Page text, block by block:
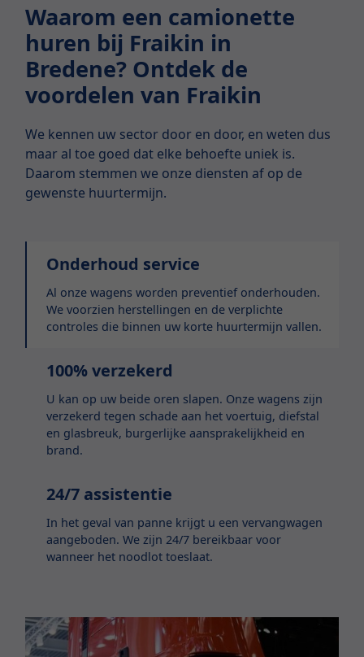
Waarom een camionette
huren bij Fraikin in
Bredene? Ontdek de
voordelen van Fraikin
We kennen uw sector door en door, en weten dus
maar al toe goed dat elke behoefte uniek is.
Daarom stemmen we onze diensten af op de
gewenste huurtermijn.
Onderhoud service
Al onze wagens worden preventief onderhouden.
We voorzien herstellingen en de verplichte
controles die binnen uw korte huurtermijn vallen.
100% verzekerd
U kan op uw beide oren slapen. Onze wagens zijn
verzekerd tegen schade aan het voertuig, diefstal
en glasbreuk, burgerlijke aansprakelijkheid en
brand.
24/7 assistentie
In het geval van panne krijgt u een vervangwagen
aangeboden. We zijn 24/7 bereikbaar voor
wanneer het noodlot toeslaat.